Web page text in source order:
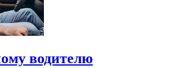
водителю